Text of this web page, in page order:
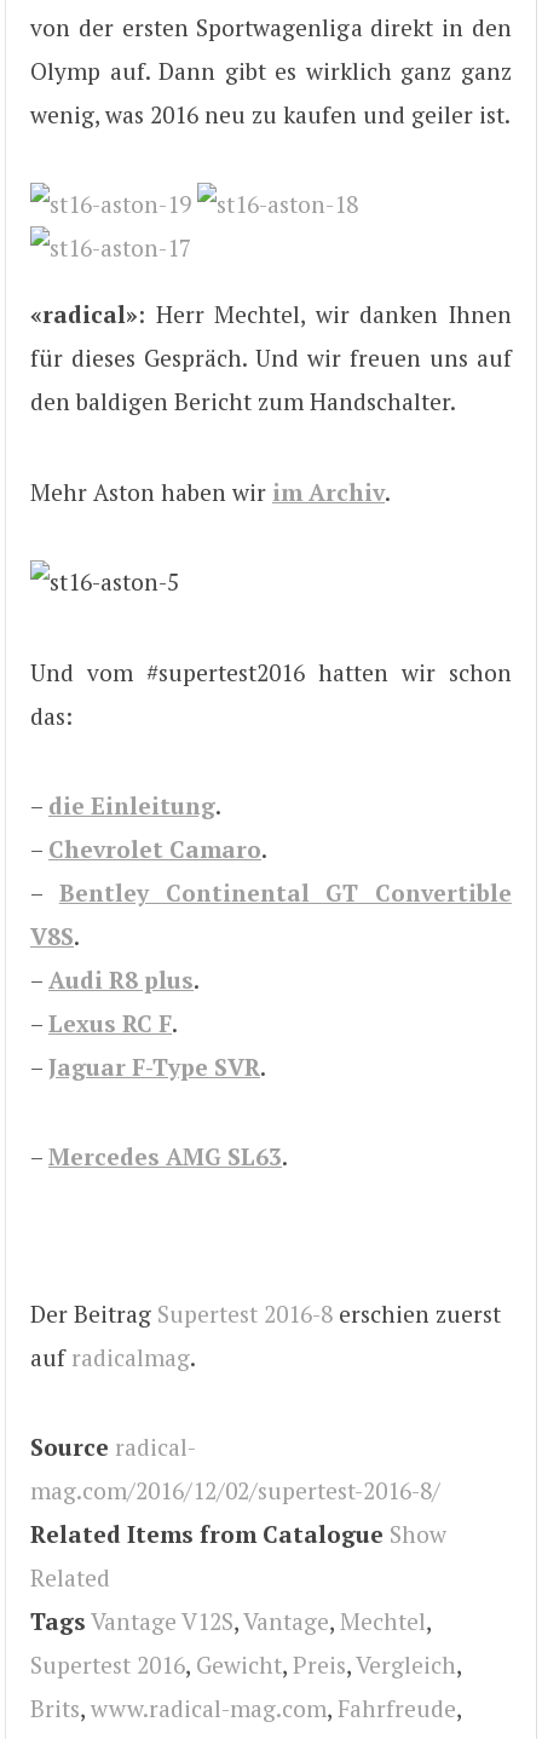
von der ersten Sportwagenliga direkt in den
Olymp auf. Dann gibt es wirklich ganz ganz
wenig, was 2016 neu zu kaufen und geiler ist.
«radical»: Herr Mechtel, wir danken Ihnen
für dieses Gespräch. Und wir freuen uns auf
den baldigen Bericht zum Handschalter.
Mehr Aston haben wir im Archiv.
Und vom #supertest2016 hatten wir schon
das:
– die Einleitung.
– Chevrolet Camaro.
– Bentley Continental GT Convertible
V8S.
– Audi R8 plus.
– Lexus RC F.
– Jaguar F-Type SVR.
– Mercedes AMG SL63.
Der Beitrag Supertest 2016-8 erschien zuerst
auf radicalmag.
Source radical-
mag.com/2016/12/02/supertest-2016-8/
Related Items from Catalogue Show
Related
Tags Vantage V12S,Vantage, Mechtel,
Supertest 2016, Gewicht, Preis,Vergleich,
Brits, www.radical-mag.com, Fahrfreude,